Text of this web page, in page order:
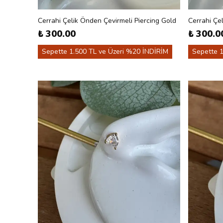
Cerrahi Çelik Önden Çevirmeli Piercing Gold
₺ 300.00
Sepette 1.500 TL ve Üzeri %20 İNDİRİM
Cerrahi
₺
Sepette